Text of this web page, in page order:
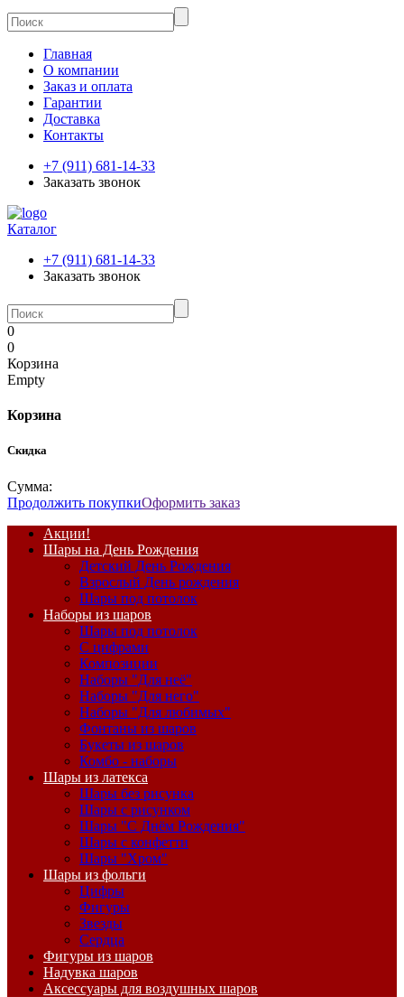
Главная
О компании
Заказ и оплата
Гарантии
Доставка
Контакты
+7 (911) 681-14-33
Заказать звонок
Каталог
+7 (911) 681-14-33
Заказать звонок
0
0
Корзина
Empty
Корзина
Скидка
Сумма:
Продолжить покупкиОформить заказ
Акции!
Шары на День Рождения
Детский День Рождения
Взрослый День рождения
Шары под потолок
Наборы из шаров
Шары под потолок
С цифрами
Композиции
Наборы "Для неё"
Наборы "Для него"
Наборы "Для любимых"
Фонтаны из шаров
Букеты из шаров
Комбо - наборы
Шары из латекса
Шары без рисунка
Шары с рисунком
Шары "С Днём Рождения"
Шары с конфетти
Шары "Хром"
Шары из фольги
Цифры
Фигуры
Звезды
Сердца
Фигуры из шаров
Надувка шаров
Аксессуары для воздушных шаров